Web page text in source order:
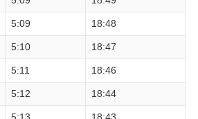
5:09 18:48
5:10 18:47
5:11 18:46
5:12 18:44